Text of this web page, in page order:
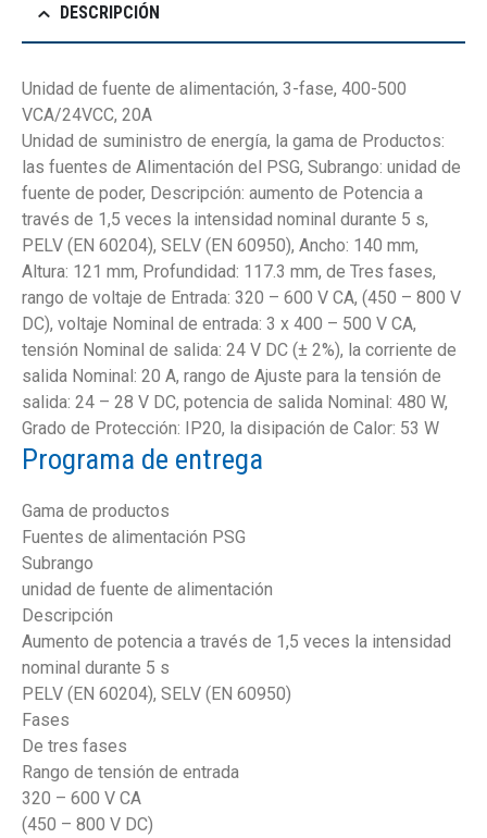
DESCRIPCIÓN
Unidad de fuente de alimentación, 3-fase, 400-500
VCA/24VCC, 20A
Unidad de suministro de energía, la gama de Productos:
las fuentes de Alimentación del PSG, Subrango: unidad de
fuente de poder, Descripción: aumento de Potencia a
través de 1,5 veces la intensidad nominal durante 5 s,
PELV (EN 60204), SELV (EN 60950), Ancho: 140 mm,
Altura: 121 mm, Profundidad: 117.3 mm, de Tres fases,
rango de voltaje de Entrada: 320 – 600 V CA, (450 – 800 V
DC), voltaje Nominal de entrada: 3 x 400 – 500 V CA,
tensión Nominal de salida: 24 V DC (± 2%), la corriente de
salida Nominal: 20 A, rango de Ajuste para la tensión de
salida: 24 – 28 V DC, potencia de salida Nominal: 480 W,
Grado de Protección: IP20, la disipación de Calor: 53 W
Programa de entrega
Gama de productos
Fuentes de alimentación PSG
Subrango
unidad de fuente de alimentación
Descripción
Aumento de potencia a través de 1,5 veces la intensidad
nominal durante 5 s
PELV (EN 60204), SELV (EN 60950)
Fases
De tres fases
Rango de tensión de entrada
320 – 600 V CA
(450 – 800 V DC)